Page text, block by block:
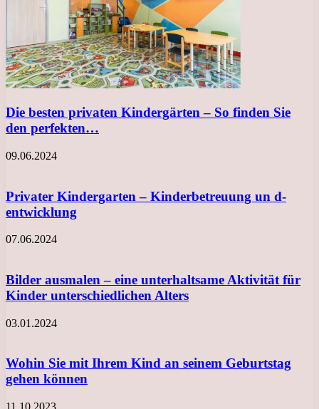
Die besten privaten Kindergärten – So finden Sie
den perfekten…
09.06.2024
Privater Kindergarten – Kinderbetreuung un d-
entwicklung
07.06.2024
Bilder ausmalen – eine unterhaltsame Aktivität für
Kinder unterschiedlichen Alters
03.01.2024
Wohin Sie mit Ihrem Kind an seinem Geburtstag
gehen können